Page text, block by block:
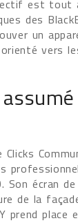
est tout
des
un
vers
Son écran
de la
prend place